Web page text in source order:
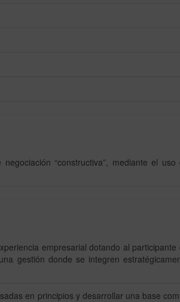
“constructiva”, mediante el uso
empresarial dotando al participante
gestión donde se integren
en principios y desarrollar una base